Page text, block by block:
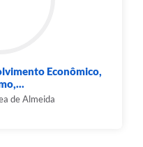
Econômico,
de Almeida